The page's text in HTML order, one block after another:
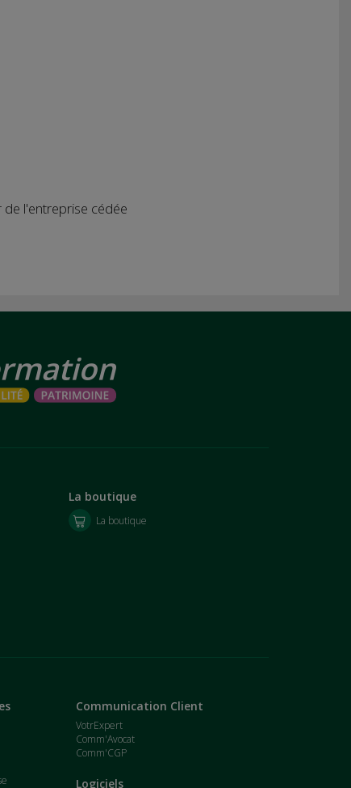
l'entreprise cédée
La boutique
La boutique
Communication Client
VotrExpert
Comm'Avocat
Comm'CGP
Logiciels